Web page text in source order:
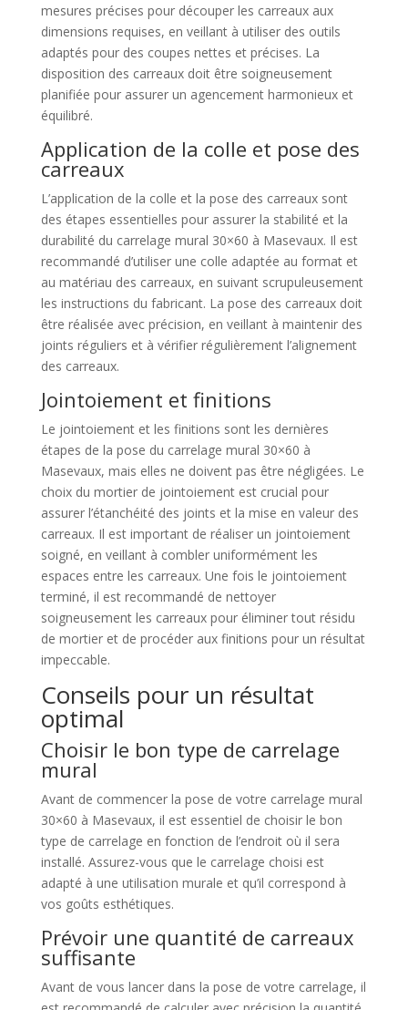
mesures précises pour découper les carreaux aux
dimensions requises, en veillant à utiliser des outils
adaptés pour des coupes nettes et précises. La
disposition des carreaux doit être soigneusement
planifiée pour assurer un agencement harmonieux et
équilibré.
Application de la colle et pose des
carreaux
L’application de la colle et la pose des carreaux sont
des étapes essentielles pour assurer la stabilité et la
durabilité du carrelage mural 30×60 à Masevaux. Il est
recommandé d’utiliser une colle adaptée au format et
au matériau des carreaux, en suivant scrupuleusement
les instructions du fabricant. La pose des carreaux doit
être réalisée avec précision, en veillant à maintenir des
joints réguliers et à vérifier régulièrement l’alignement
des carreaux.
Jointoiement et finitions
Le jointoiement et les finitions sont les dernières
étapes de la pose du carrelage mural 30×60 à
Masevaux, mais elles ne doivent pas être négligées. Le
choix du mortier de jointoiement est crucial pour
assurer l’étanchéité des joints et la mise en valeur des
carreaux. Il est important de réaliser un jointoiement
soigné, en veillant à combler uniformément les
espaces entre les carreaux. Une fois le jointoiement
terminé, il est recommandé de nettoyer
soigneusement les carreaux pour éliminer tout résidu
de mortier et de procéder aux finitions pour un résultat
impeccable.
Conseils pour un résultat
optimal
Choisir le bon type de carrelage
mural
Avant de commencer la pose de votre carrelage mural
30×60 à Masevaux, il est essentiel de choisir le bon
type de carrelage en fonction de l’endroit où il sera
installé. Assurez-vous que le carrelage choisi est
adapté à une utilisation murale et qu’il correspond à
vos goûts esthétiques.
Prévoir une quantité de carreaux
suffisante
Avant de vous lancer dans la pose de votre carrelage, il